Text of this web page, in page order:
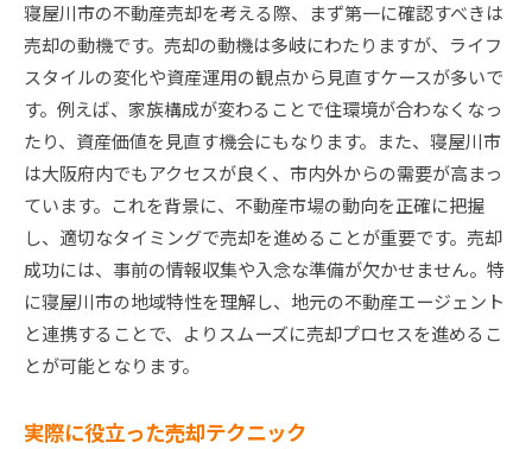
寝屋川市の不動産売却を考える際、まず第一に確認すべきは
売却の動機です。売却の動機は多岐にわたりますが、ライフ
スタイルの変化や資産運用の観点から見直すケースが多いで
す。例えば、家族構成が変わることで住環境が合わなくなっ
たり、資産価値を見直す機会にもなります。また、寝屋川市
は大阪府内でもアクセスが良く、市内外からの需要が高まっ
ています。これを背景に、不動産市場の動向を正確に把握
し、適切なタイミングで売却を進めることが重要です。売却
成功には、事前の情報収集や入念な準備が欠かせません。特
に寝屋川市の地域特性を理解し、地元の不動産エージェント
と連携することで、よりスムーズに売却プロセスを進めるこ
とが可能となります。
実際に役立った売却テクニック